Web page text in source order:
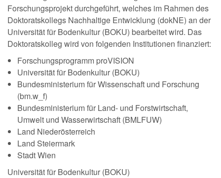
Forschungsprojekt durchgeführt, welches im Rahmen des
Doktoratskollegs Nachhaltige Entwicklung (dokNE) an der
Universität für Bodenkultur (BOKU) bearbeitet wird. Das
Doktoratskolleg wird von folgenden Institutionen finanziert:
Forschungsprogramm proVISION
Universität für Bodenkultur (BOKU)
Bundesministerium für Wissenschaft und Forschung
(bm.w_f)
Bundesministerium für Land- und Forstwirtschaft,
Umwelt und Wasserwirtschaft (BMLFUW)
Land Niederösterreich
Land Steiermark
Stadt Wien
Universität für Bodenkultur (BOKU)